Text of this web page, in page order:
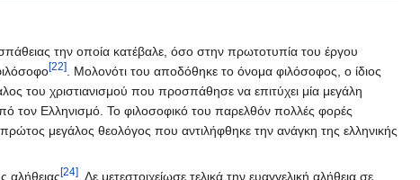
την οποία κατέβαλε, όσο στην πρωτοτυπία του έργου
[22]
. Μολονότι του αποδόθηκε το όνομα φιλόσοφος, ο ίδιος
του χριστιανισμού που προσπάθησε να επιτύχει μία μεγάλη
τον Ελληνισμό. Το φιλοσοφικό του παρελθόν πολλές φορές
πρώτος μεγάλος θεολόγος που αντιλήφθηκε την ανάγκη της ελληνικής
αλήθειας[24]
. Δε μετεστοιχείωσε τελικά την ευαγγελική αλήθεια σε